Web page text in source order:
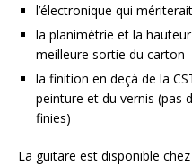
l’électronique qui
la planimétrie et la
meilleure sortie du carton
la finition en deçà de la
peinture et du vernis (pas
finies)
La guitare est disponible chez